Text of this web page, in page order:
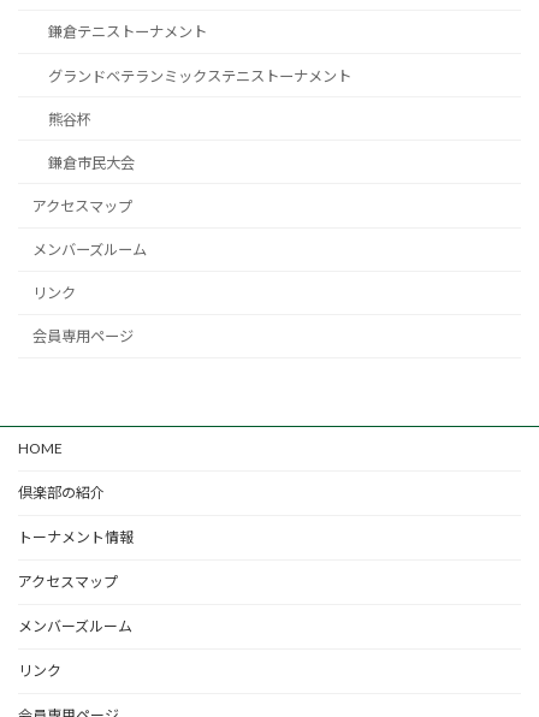
鎌倉テニストーナメント
グランドベテランミックステニストーナメント
熊谷杯
鎌倉市民大会
アクセスマップ
メンバーズルーム
リンク
会員専用ページ
HOME
倶楽部の紹介
トーナメント情報
アクセスマップ
メンバーズルーム
リンク